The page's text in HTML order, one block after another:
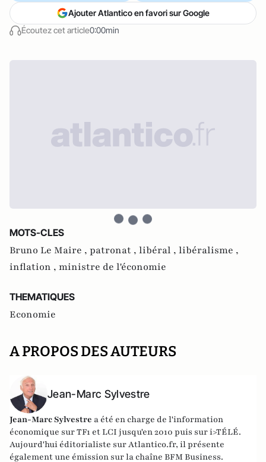
Écoutez cet article0:00min
Ajouter Atlantico en favori sur Google
MOTS-CLES
Bruno Le Maire , patronat , libéral , libéralisme ,
inflation , ministre de l'économie
THEMATIQUES
Economie
A PROPOS DES AUTEURS
Jean-Marc Sylvestre
Jean-Marc Sylvestre a été en charge de l'information
économique sur TF1 et LCI jusqu'en 2010 puis sur i>TÉLÉ.
Aujourd'hui éditorialiste sur Atlantico.fr, il présente
également une émission sur la chaîne BFM Business.